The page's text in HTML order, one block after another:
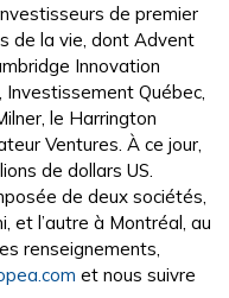
de premier
de la vie, dont Advent
Innovation
Investissement Québec,
le Harrington
Ventures. À ce jour,
de dollars US.
de deux sociétés,
et l’autre à Montréal, au
renseignements,
et nous suivre